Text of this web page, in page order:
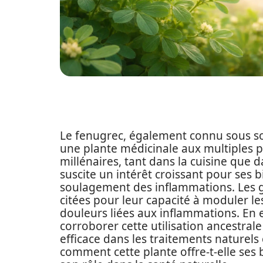
Le fenugrec, également connu sous
une plante médicinale aux multiples
millénaires, tant dans la cuisine que
suscite un intérêt croissant pour ses
soulagement des inflammations.
citées pour leur capacité à moduler
douleurs liées aux inflammations.
corroborer cette utilisation
efficace dans les traitements
comment cette plante offre-t-elle ses